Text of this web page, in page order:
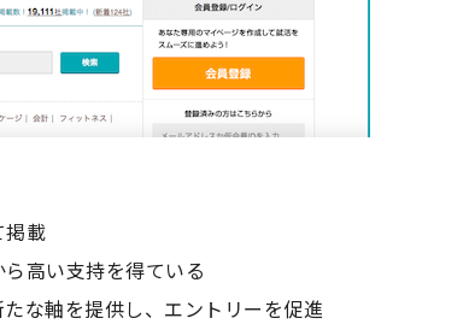
掲載
高い支持を得ている
な軸を提供し、エントリーを促進